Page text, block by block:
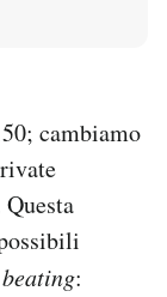
cambiamo
Questa
: